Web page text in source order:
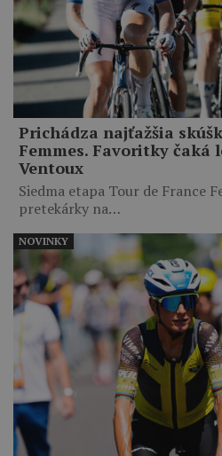
Prichádza najťažšia
Femmes. Favoritky čaká
Ventoux
Siedma etapa Tour de France
pretekárky na…
NOVINKY